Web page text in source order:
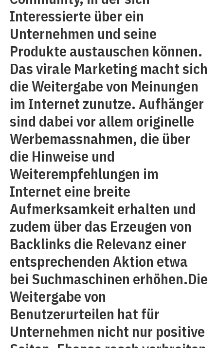
Interessierte über ein
Unternehmen und seine
Produkte austauschen können.
Das virale Marketing macht sich
die Weitergabe von Meinungen
im Internet zunutze. Aufhänger
sind dabei vor allem originelle
Werbemassnahmen, die über
die Hinweise und
Weiterempfehlungen im
Internet eine breite
Aufmerksamkeit erhalten und
zudem über das Erzeugen von
Backlinks die Relevanz einer
entsprechenden Aktion etwa
bei Suchmaschinen erhöhen.Die
Weitergabe von
Benutzerurteilen hat für
Unternehmen nicht nur positive